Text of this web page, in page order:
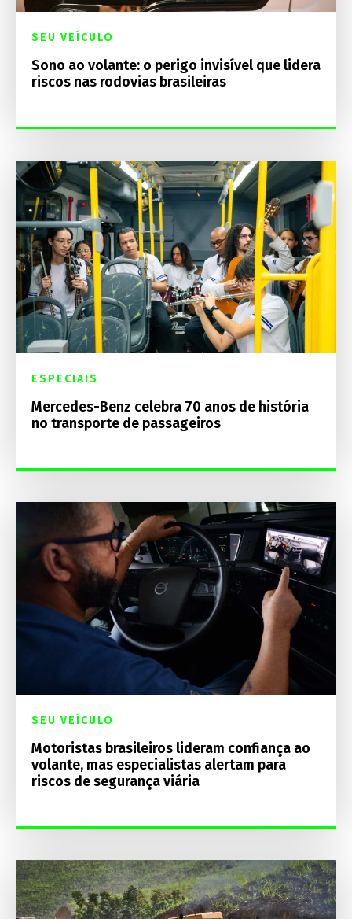
SEU VEÍCULO
Sono ao volante: o perigo invisível que lidera
riscos nas rodovias brasileiras
ESPECIAIS
Mercedes-Benz celebra 70 anos de história
no transporte de passageiros
SEU VEÍCULO
Motoristas brasileiros lideram confiança ao
volante, mas especialistas alertam para
riscos de segurança viária